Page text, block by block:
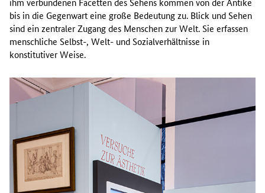
bis in die Gegenwart eine große Bedeutung zu. Blick und Sehen
sind ein zentraler Zugang des Menschen zur Welt. Sie erfassen
menschliche Selbst-, Welt- und Sozialverhältnisse in
konstitutiver Weise.